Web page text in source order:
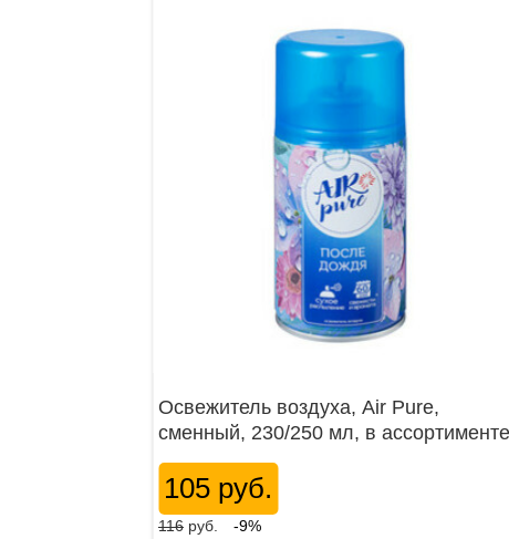
Освежитель воздуха, Air Pure,
сменный, 230/250 мл, в ассортименте
105 руб.
116 руб. -9%